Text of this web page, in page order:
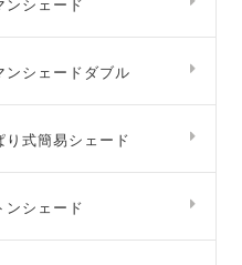
ンシェード
ンシェードダブル
り式簡易シェード
ンシェード